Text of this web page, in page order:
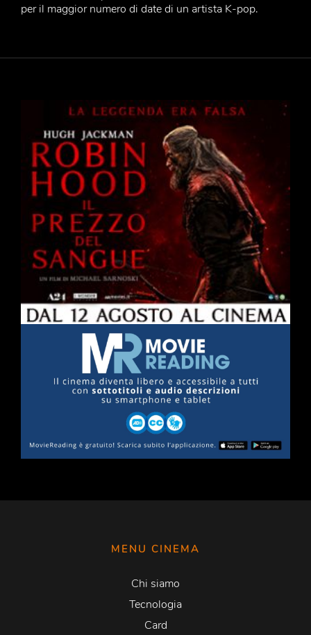
per il maggior numero di date di un artista K-pop.
MENU CINEMA
Chi siamo
Tecnologia
Card